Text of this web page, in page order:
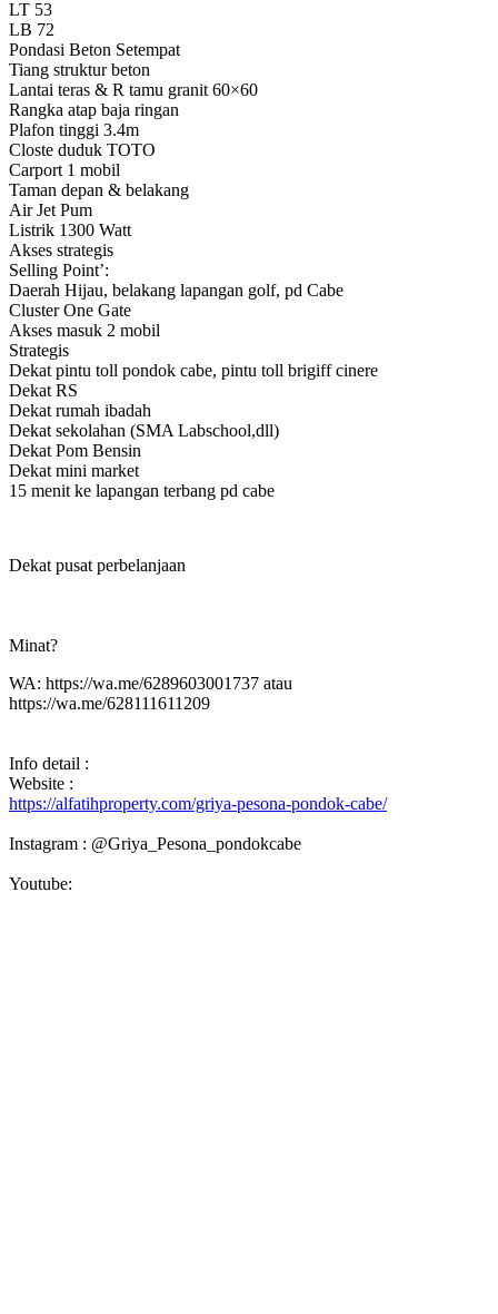
LT 53
LB 72
Pondasi Beton Setempat
Tiang struktur beton
Lantai teras & R tamu granit 60×60
Rangka atap baja ringan
Plafon tinggi 3.4m
Closte duduk TOTO
Carport 1 mobil
Taman depan & belakang
Air Jet Pum
Listrik 1300 Watt
Akses strategis
Selling Point’:
Daerah Hijau, belakang lapangan golf, pd Cabe
Cluster One Gate
Akses masuk 2 mobil
Strategis
Dekat pintu toll pondok cabe, pintu toll brigiff cinere
Dekat RS
Dekat rumah ibadah
Dekat sekolahan (SMA Labschool,dll)
Dekat Pom Bensin
Dekat mini market
15 menit ke lapangan terbang pd cabe
Dekat pusat perbelanjaan
Minat?
WA: https://wa.me/6289603001737 atau
https://wa.me/628111611209
Info detail :
Website :
https://alfatihproperty.com/griya-pesona-pondok-cabe/
Instagram : @Griya_Pesona_pondokcabe
Youtube: